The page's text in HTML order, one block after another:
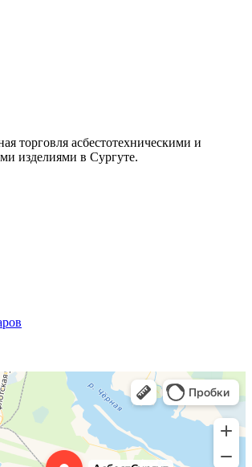
торговля асбестотехническими и
изделиями в Сургуте.